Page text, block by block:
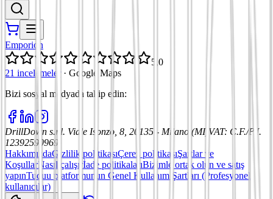
Emporion
5,0
21 incelemeler
· Google Maps
Bizi sosyal medyada takip edin:
DrillDown s.r.l. Viale Isonzo, 8, 20135 - Milano (MI) VAT: C.F./P.I.
12392590969
HakkımızdaGizlilik politikasıÇerez politikasıŞartlar ve
KoşullarNasıl çalışırİade politikalarıBizimle ortak olun ve satış
yapınTuduu platformunun Genel Kullanım Şartları (Profesyonel
kullanıcılar)